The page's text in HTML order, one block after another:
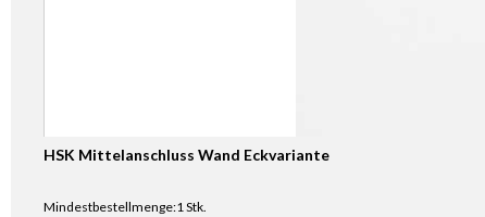
HSK Mittelanschluss Wand Eckvariante
Mindestbestellmenge:1 Stk.